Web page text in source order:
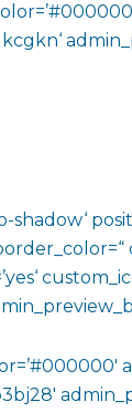
shadow‘